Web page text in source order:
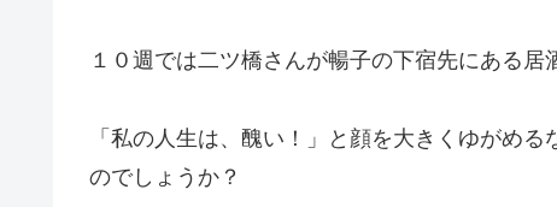
１０週では二ツ橋さんが暢子の下宿先にある居
「私の人生は、醜い！」と顔を大きくゆがめ
のでしょうか？